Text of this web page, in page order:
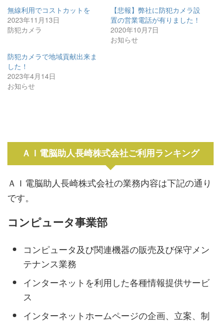
無線利用でコストカットを
2023年11月13日
防犯カメラ
【悲報】弊社に防犯カメラ設
置の営業電話が有りました！
2020年10月7日
お知らせ
防犯カメラで地域貢献出来ま
した！
2023年4月14日
お知らせ
ＡＩ電脳助人長崎株式会社ご利用ランキング
ＡＩ電脳助人長崎株式会社の業務内容は下記の通り
です。
コンピュータ事業部
コンピュータ及び関連機器の販売及び保守メン
テナンス業務
インターネットを利用した各種情報提供サービ
ス
インターネットホームページの企画、立案、制